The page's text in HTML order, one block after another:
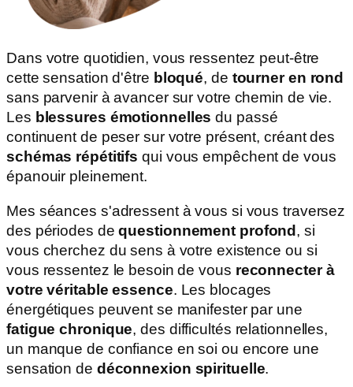
Dans votre quotidien, vous ressentez peut-être
cette sensation d'être bloqué, de tourner en rond
sans parvenir à avancer sur votre chemin de vie.
Les blessures émotionnelles du passé
continuent de peser sur votre présent, créant des
schémas répétitifs qui vous empêchent de vous
épanouir pleinement.
Mes séances s'adressent à vous si vous traversez
des périodes dequestionnement profond, si
vous cherchez du sens à votre existence ou si
vous ressentez le besoin de vous reconnecter à
votre véritable essence. Les blocages
énergétiques peuvent se manifester par une
fatigue chronique, des difficultés relationnelles,
un manque de confiance en soi ou encore une
sensation de déconnexion spirituelle.